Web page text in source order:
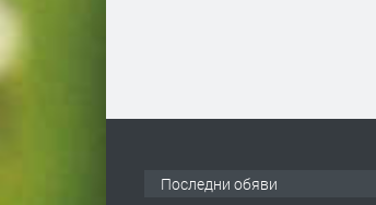
Последни обяви
ПРЕДЛАГА